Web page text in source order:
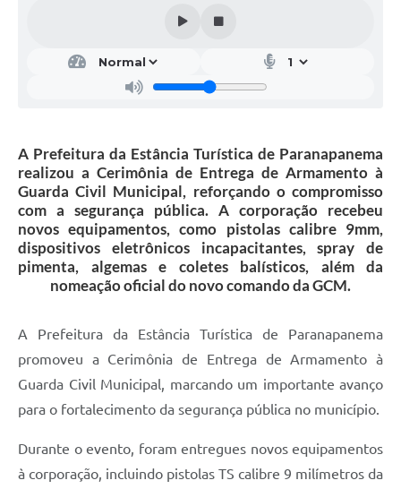
A Prefeitura da Estância Turística de Paranapanema
realizou a Cerimônia de Entrega de Armamento à
Guarda Civil Municipal, reforçando o compromisso
com a segurança pública. A corporação recebeu
novos equipamentos, como pistolas calibre 9mm,
dispositivos eletrônicos incapacitantes, spray de
pimenta, algemas e coletes balísticos, além da
nomeação oficial do novo comando da GCM.
A Prefeitura da Estância Turística de Paranapanema
promoveu a Cerimônia de Entrega de Armamento à
Guarda Civil Municipal, marcando um importante avanço
para o fortalecimento da segurança pública no município.
Durante o evento, foram entregues novos equipamentos
à corporação, incluindo pistolas TS calibre 9 milímetros da